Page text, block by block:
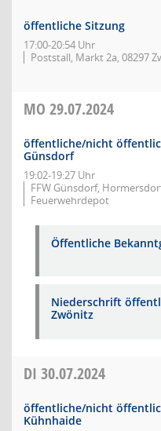
öffentliche Sitzung
17:00-20:54 Uhr
Poststall, Markt 2a, 08297
MO 29.07.2024
öffentliche/nicht
Günsdorf
19:02-19:27 Uhr
FFW Günsdorf,
Feuerwehrdepot
Öffentliche
Niederschrift
Zwönitz
DI 30.07.2024
öffentliche/nicht
Kühnhaide